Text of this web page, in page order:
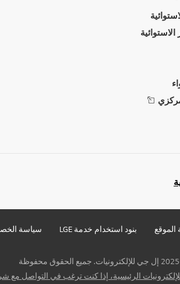
بنود استخدام خدمة LGE سياسة
الرئيسية، إذا كنت ترغب في التواصل مع